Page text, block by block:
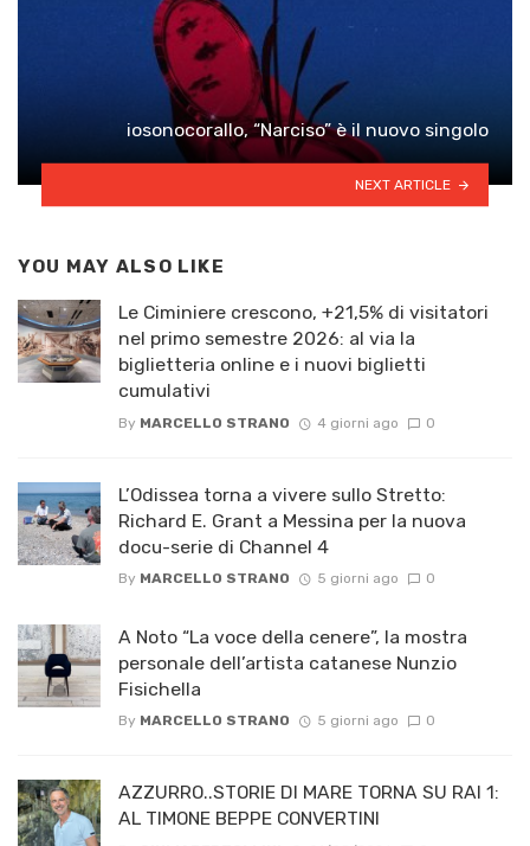
iosonocorallo, “Narciso” è il nuovo singolo
NEXT ARTICLE
YOU MAY ALSO LIKE
Le Ciminiere crescono, +21,5% di visitatori
nel primo semestre 2026: al via la
biglietteria online e i nuovi biglietti
cumulativi
By MARCELLO STRANO 4 giorni ago 0
L’Odissea torna a vivere sullo Stretto:
Richard E. Grant a Messina per la nuova
docu-serie di Channel 4
By MARCELLO STRANO 5 giorni ago 0
A Noto “La voce della cenere”, la mostra
personale dell’artista catanese Nunzio
Fisichella
By MARCELLO STRANO 5 giorni ago 0
AZZURRO..STORIE DI MARE TORNA SU RAI 1:
AL TIMONE BEPPE CONVERTINI